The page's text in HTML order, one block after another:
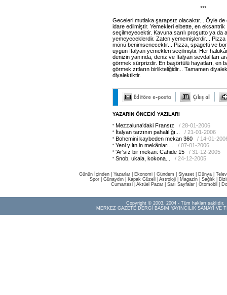
***
Geceleri mutlaka şarapsız olacaktır... Öyle
idare edilmiştir. Yemekleri elbette, en
seçilmeyecektir. Kavuna sarılı proşutto ya da
yemeyeceklerdir. Zaten yememişlerdir... Pizza
mönü benimsenecektir... Pizza, spagetti ve
uygun İtalyan yemekleri seçilmiştir. Her
denizin yanında, deniz ve İtalyan sevdalıları
görmek sürprizdir. En başörtülü hayatları, en
görmek zıtların birlikteliğidir... Tamamen
diyalektiktir.
YAZARIN ÖNCEKİ YAZILARI
Mezzaluna'daki Fransız
/ 28-01-2006
İtalyan tarzının pahalılığı...
/ 21-01-2006
Bohemini kaybeden mekan 360
/ 14-01-
Yeni yılın in mekânları...
/ 07-01-2006
'Ar'sız bir mekan: Cahide 15
/ 31-12-2005
Snob, ukala, kokona...
/ 24-12-2005
Günün İçinden Yazarlar Ekonomi Gündem Siyaset Dünya |
Spor
Günaydın Kapak Güzeli Astroloji Magazin Sağlık
Cumartesi| Aktüel Pazar| Sarı Sayfalar| Otomobil
Copyright © 2003, 2004 - Tüm hakları saklıdır.
MERKEZ GAZETE DERGİ BASIM YAYINCILIK SANAYİ VE